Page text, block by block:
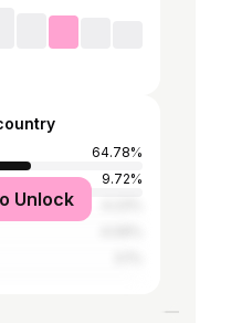
64.78%
9.72%
Unlock